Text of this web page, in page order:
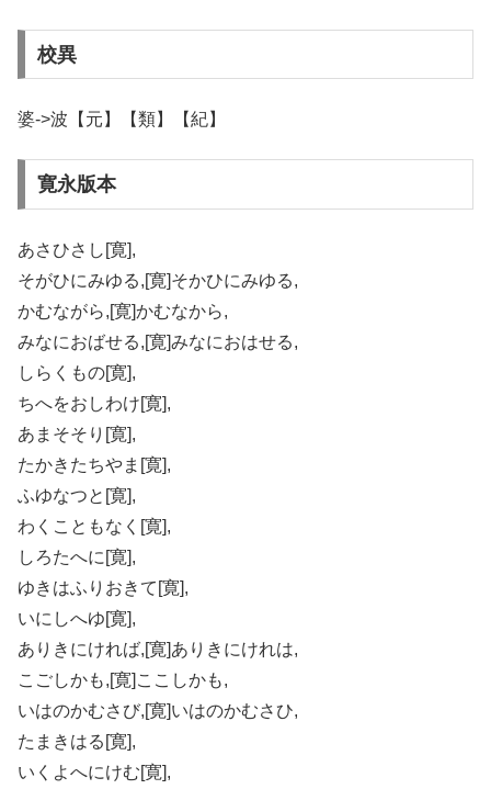
校異
婆->波【元】【類】【紀】
寛永版本
あさひさし[寛],
そがひにみゆる,[寛]そかひにみゆる,
かむながら,[寛]かむなから,
みなにおばせる,[寛]みなにおはせる,
しらくもの[寛],
ちへをおしわけ[寛],
あまそそり[寛],
たかきたちやま[寛],
ふゆなつと[寛],
わくこともなく[寛],
しろたへに[寛],
ゆきはふりおきて[寛],
いにしへゆ[寛],
ありきにければ,[寛]ありきにけれは,
こごしかも,[寛]ここしかも,
いはのかむさび,[寛]いはのかむさひ,
たまきはる[寛],
いくよへにけむ[寛],